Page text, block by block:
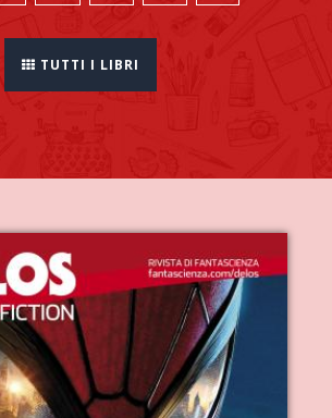
TUTTI I LIBRI